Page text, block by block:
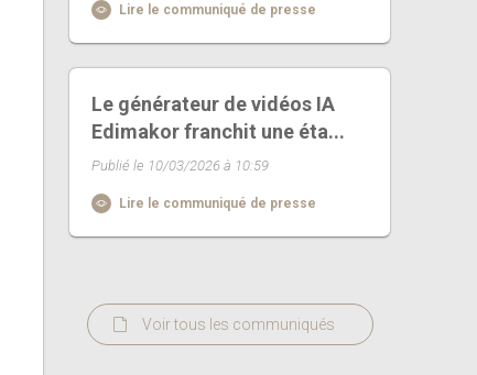
Lire le communiqué de presse
Le générateur de vidéos IA
Edimakor franchit une éta...
Publié le 10/03/2026 à 10:59
Lire le communiqué de presse
Voir tous les communiqués